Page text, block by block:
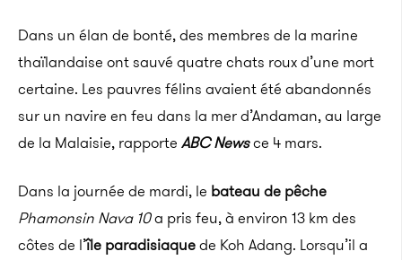
Dans un élan de bonté, des membres de la marine
thaïlandaise ont sauvé quatre chats roux d’une mort
certaine. Les pauvres félins avaient été abandonnés
sur un navire en feu dans la mer d’Andaman, au large
de la Malaisie, rapporte ABC Newsce 4 mars.
Dans la journée de mardi, le bateau de pêche
Phamonsin Nava 10a pris feu, à environ 13 km des
côtes de l’île paradisiaquede Koh Adang. Lorsqu’il a